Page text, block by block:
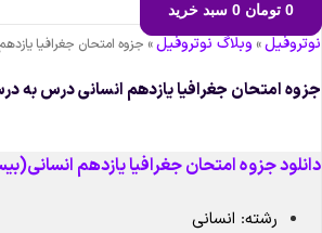
0 تومان 0 سبد خرید
»وبلاگ نوتروفیل»جزوه امتحان جغرافیا
امتحان جغرافیا یازدهم انسانی درس به
جزوه امتحان جغرافیا یازدهم
رشته: انسانی